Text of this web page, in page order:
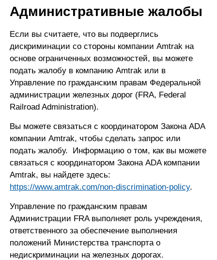
Административные жалобы
Если вы считаете, что вы подверглись
дискриминации со стороны компании Amtrak на
основе ограниченных возможностей, вы можете
подать жалобу в компанию Amtrak или в
Управление по гражданским правам Федеральной
администрации железных дорог (FRA, Federal
Railroad Administration).
Вы можете связаться с координатором Закона ADA
компании Amtrak, чтобы сделать запрос или
подать жалобу. Информацию о том, как вы можете
связаться с координатором Закона ADA компании
Amtrak, вы найдете здесь:
https://www.amtrak.com/non-discrimination-policy.
Управление по гражданским правам
Администрации FRA выполняет роль учреждения,
ответственного за обеспечение выполнения
положений Министерства транспорта о
недискриминации на железных дорогах.